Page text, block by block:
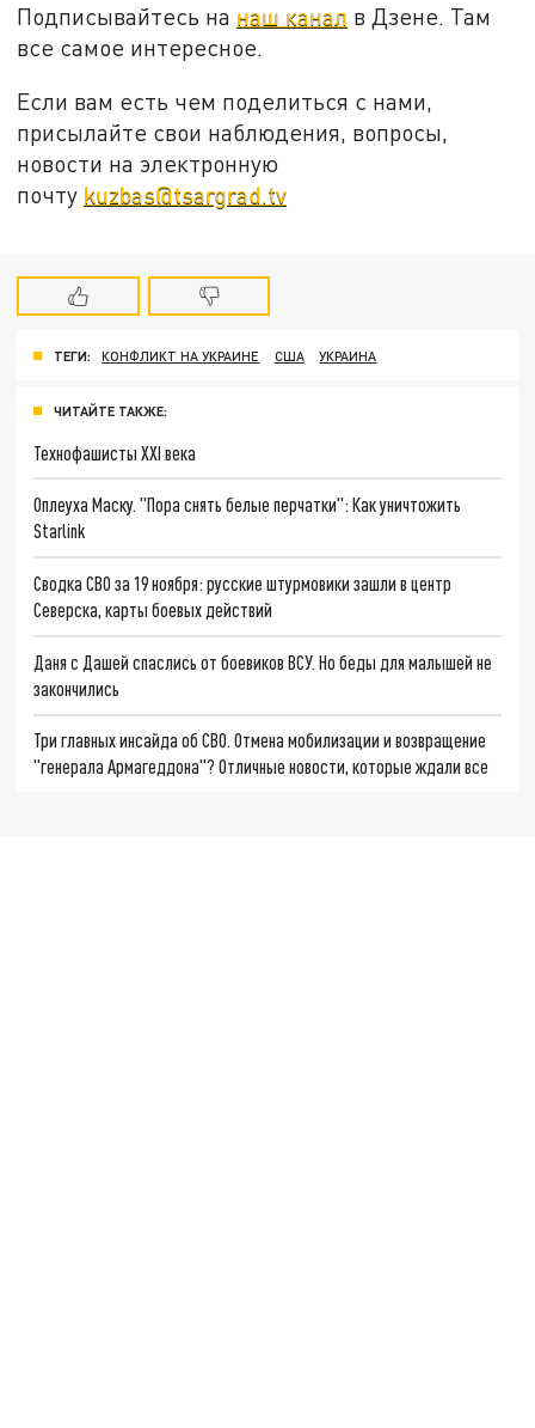
Подписывайтесь на наш канал в Дзене. Там
все самое интересное.
Если вам есть чем поделиться с нами,
присылайте свои наблюдения, вопросы,
новости на электронную
почту kuzbas@tsargrad.tv
ТЕГИ: КОНФЛИКТ НА УКРАИНЕ США УКРАИНА
ЧИТАЙТЕ ТАКЖЕ:
Технофашисты XXI века
Оплеуха Маску. "Пора снять белые перчатки": Как уничтожить
Starlink
Сводка СВО за 19 ноября: русские штурмовики зашли в центр
Северска, карты боевых действий
Даня с Дашей спаслись от боевиков ВСУ. Но беды для малышей не
закончились
Три главных инсайда об СВО. Отмена мобилизации и возвращение
"генерала Армагеддона"? Отличные новости, которые ждали все